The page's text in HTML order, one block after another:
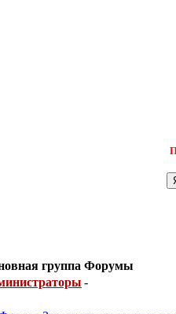
группа Форумы
-